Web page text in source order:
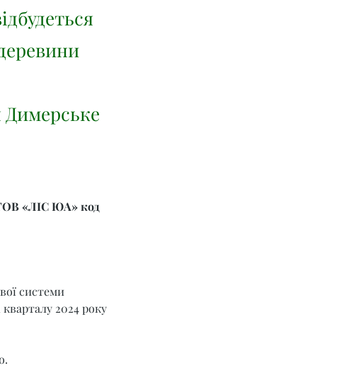
Димерське
«ЛІС ЮА» код
системи
кварталу 2024 року